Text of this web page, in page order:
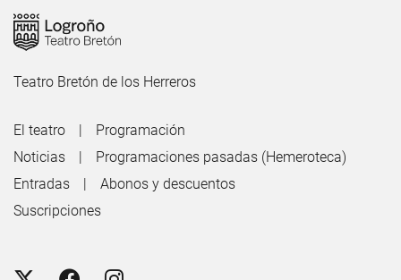
Teatro Bretón de los Herreros
El teatro
Programación
Noticias
Programaciones pasadas (Hemeroteca)
Entradas
Abonos y descuentos
Suscripciones